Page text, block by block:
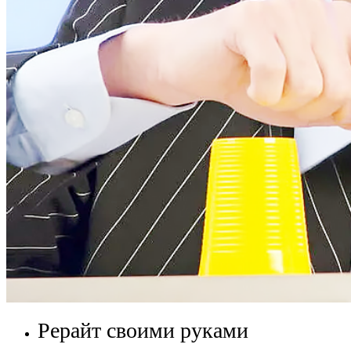
Рерайт своими руками